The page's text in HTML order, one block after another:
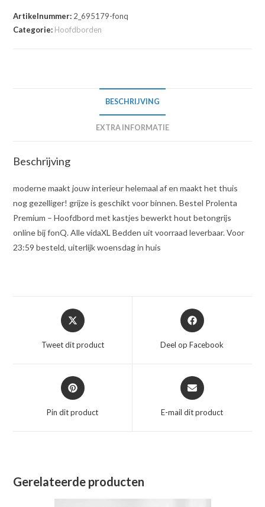
Artikelnummer: 2_695179-fonq
Categorie: Hoofdborden
BESCHRIJVING
EXTRA INFORMATIE
Beschrijving
moderne maakt jouw interieur helemaal af en maakt het thuis
nog gezelliger! grijze is geschikt voor binnen. Bestel Prolenta
Premium – Hoofdbord met kastjes bewerkt hout betongrijs
online bij fonQ. Alle vidaXL Bedden uit voorraad leverbaar. Voor
23:59 besteld, uiterlijk woensdag in huis
Opent
in
nieuw
Tweet dit product
Opent
in
nieuw
Deel op Facebook
Opent
in
nieuw
Pin dit product
Opent
in
nieuw
E-mail dit product
Gerelateerde producten